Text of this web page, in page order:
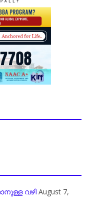
വഴി August 7,